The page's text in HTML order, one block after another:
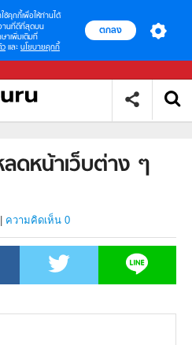
ใช้คุกกี้เพื่อให้ท่านได้
านที่ดีที่สุดบน
ษาเพิ่มเติมที่
ว และ นโยบายคุกกี้
ตกลง
ลดหน้าเว็บต่าง ๆ
ความคิดเห็น 0